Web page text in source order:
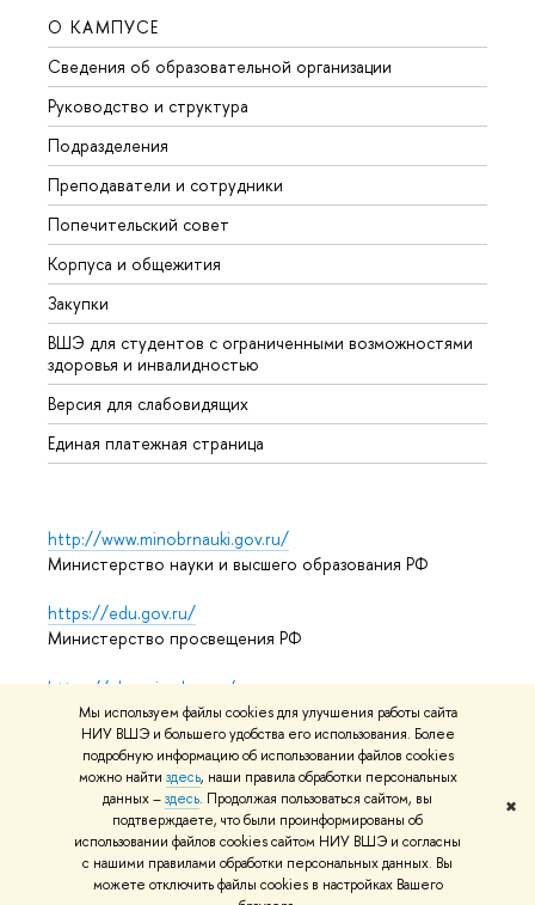
Мы используем файлы cookies для улучшения работы сайта
НИУ ВШЭ и большего удобства его использования. Более
подробную информацию об использовании файлов cookies
можно найти здесь, наши правила обработки персональных
данных –здесь. Продолжая пользоваться сайтом, вы
подтверждаете, что были проинформированы об
использовании файлов cookies сайтом НИУ ВШЭ и согласны
с нашими правилами обработки персональных данных. Вы
можете отключить файлы cookies в настройках Вашего
✖
О КАМПУСЕ
Сведения об образовательной организации
Руководство и структура
Подразделения
Преподаватели и сотрудники
Попечительский совет
Корпуса и общежития
Закупки
ВШЭ для студентов с ограниченными возможностями
здоровья и инвалидностью
Версия для слабовидящих
Единая платежная страница
http://www.minobrnauki.gov.ru/
Министерство науки и высшего образования РФ
https://edu.gov.ru/
Министерство просвещения РФ
https://elearning.hse.ru/mooc
Массовые открытые онлайн-курсы
© НИУ ВШЭ 1993–2026 Адреса и контактыУсловия
использования материаловПолитика конфиденциальности
Карта сайта
Редактору